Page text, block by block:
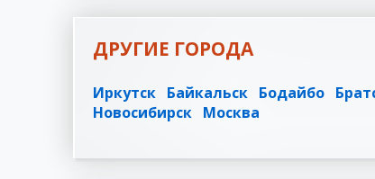
ДРУГИЕ ГОРОДА
Иркутск Байкальск Бодайбо
Новосибирск Москва